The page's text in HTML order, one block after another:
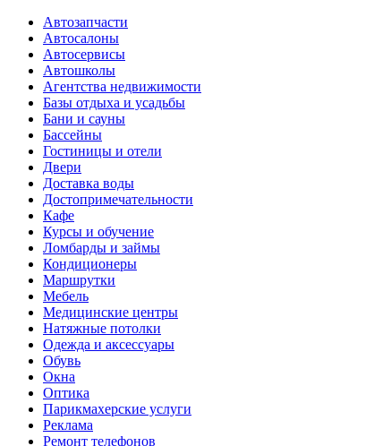
Автозапчасти
Автосалоны
Автосервисы
Автошколы
Агентства недвижимости
Базы отдыха и усадьбы
Бани и сауны
Бассейны
Гостиницы и отели
Двери
Доставка воды
Достопримечательности
Кафе
Курсы и обучение
Ломбарды и займы
Кондиционеры
Маршрутки
Мебель
Медицинские центры
Натяжные потолки
Одежда и аксессуары
Обувь
Окна
Оптика
Парикмахерские услуги
Реклама
Ремонт телефонов